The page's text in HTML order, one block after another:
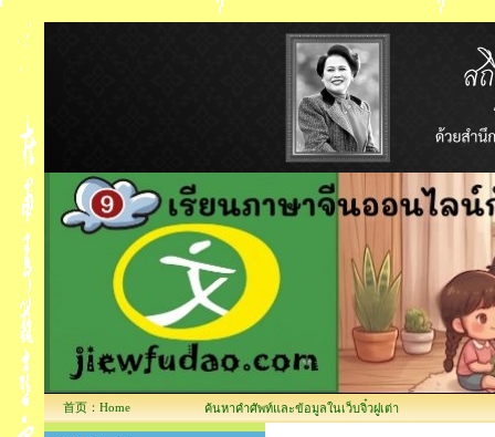
首页：Home ค้นหาคำศัพท์และข้อมูลในเว็บจิ๋วฝูเต่า